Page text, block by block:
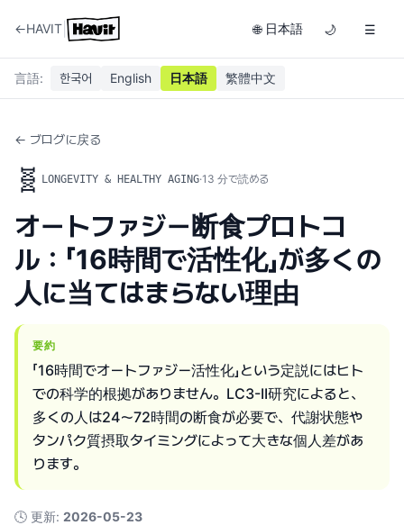
←HAVIT 🌐 日本語 🌙 ☰
言語: 한국어 English 日本語 繁體中文
← ブログに戻る
🧬 LONGEVITY & HEALTHY AGING·13 分で読める
オートファジー断食プロトコ
ル：「16時間で活性化」が多くの
人に当てはまらない理由
要約
「16時間でオートファジー活性化」という定説にはヒト
での科学的根拠がありません。LC3-II研究によると、
多くの人は24〜72時間の断食が必要で、代謝状態や
タンパク質摂取タイミングによって大きな個人差があ
ります。
🕓 更新: 2026-05-23